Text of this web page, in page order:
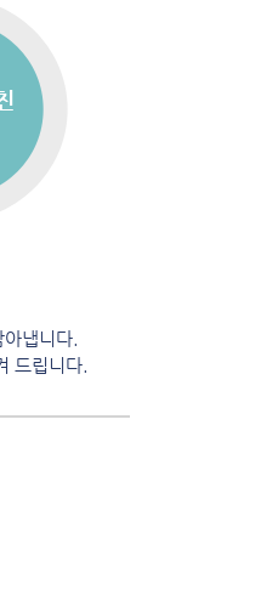
냅니다.
드립니다.